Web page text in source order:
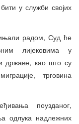
у служби својих
радом, Суд ће
лијековима у
државе, као што су
трговина
поузданог,
одлука надлежних